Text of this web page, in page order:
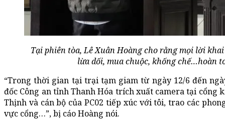
Tại phiên tòa, Lê Xuân Hoàng cho rằng mọi lời
lừa dối, mua chuộc, khống chế…hoàn
“Trong thời gian tại trại tạm giam từ ngày 12/6 đến
đốc Công an tỉnh Thanh Hóa trích xuất camera tại cổng
Thịnh và cán bộ của PC02 tiếp xúc với tôi, trao các
vực cổng…”, bị cáo Hoàng nói.